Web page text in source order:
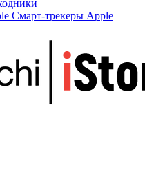
Смарт-трекеры Apple